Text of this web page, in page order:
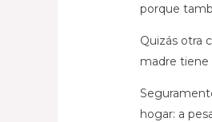
porque
Quizás otra
madre tiene
hogar: a